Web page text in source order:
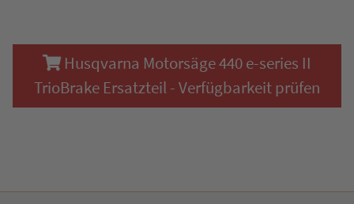
Husqvarna Motorsäge 440 e-series II
TrioBrake Ersatzteil - Verfügbarkeit prüfen